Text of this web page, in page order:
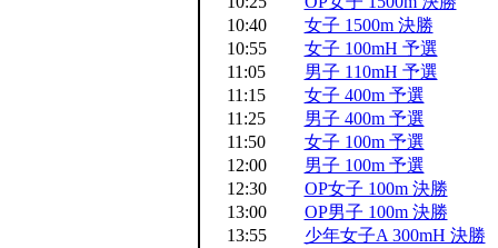
10:40
女子 1500m 決勝
10:55
女子 100mH 予選
11:05
男子 110mH 予選
11:15
女子 400m 予選
11:25
男子 400m 予選
11:50
女子 100m 予選
12:00
男子 100m 予選
12:30
OP女子 100m 決勝
13:00
OP男子 100m 決勝
13:55
少年女子A 300mH 決勝